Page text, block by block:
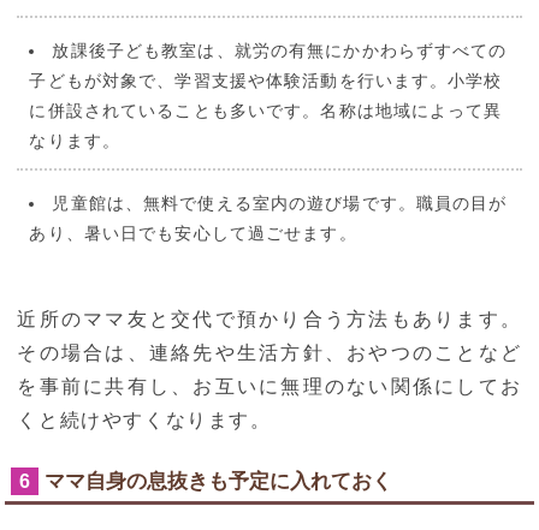
放課後子ども教室は、就労の有無にかかわらずすべての
子どもが対象で、学習支援や体験活動を行います。小学校
に併設されていることも多いです。名称は地域によって異
なります。
児童館は、無料で使える室内の遊び場です。職員の目が
あり、暑い日でも安心して過ごせます。
近所のママ友と交代で預かり合う方法もあります。
その場合は、連絡先や生活方針、おやつのことなど
を事前に共有し、お互いに無理のない関係にしてお
くと続けやすくなります。
6 ママ自身の息抜きも予定に入れておく